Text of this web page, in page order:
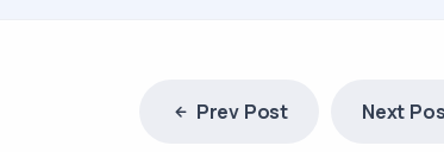
Prev Post Next